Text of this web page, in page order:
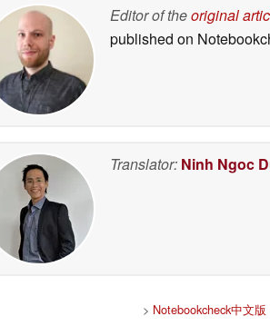
Editor of theoriginal
published on
Translator: Ninh Ngoc
> Notebookcheck中文版